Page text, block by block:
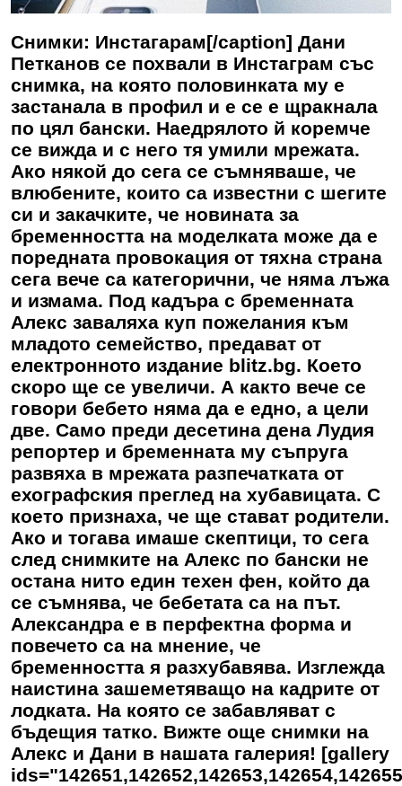
Снимки: Инстагарам[/caption] Дани
Петканов се похвали в Инстаграм със
снимка, на която половинката му е
застанала в профил и е се е щракнала
по цял бански. Наедрялото й коремче
се вижда и с него тя умили мрежата.
Ако някой до сега се съмняваше, че
влюбените, които са известни с шегите
си и закачките, че новината за
бременността на моделката може да е
поредната провокация от тяхна страна
сега вече са категорични, че няма лъжа
и измама. Под кадъра с бременната
Алекс заваляха куп пожелания към
младото семейство, предават от
електронното издание blitz.bg. Което
скоро ще се увеличи. А както вече се
говори бебето няма да е едно, а цели
две. Само преди десетина дена Лудия
репортер и бременната му съпруга
развяха в мрежата разпечатката от
ехографския преглед на хубавицата. С
което признаха, че ще стават родители.
Ако и тогава имаше скептици, то сега
след снимките на Алекс по бански не
остана нито един техен фен, който да
се съмнява, че бебетата са на път.
Александра е в перфектна форма и
повечето са на мнение, че
бременността я разхубавява. Изглежда
наистина зашеметяващо на кадрите от
лодката. На която се забавляват с
бъдещия татко. Вижте още снимки на
Алекс и Дани в нашата галерия! [gallery